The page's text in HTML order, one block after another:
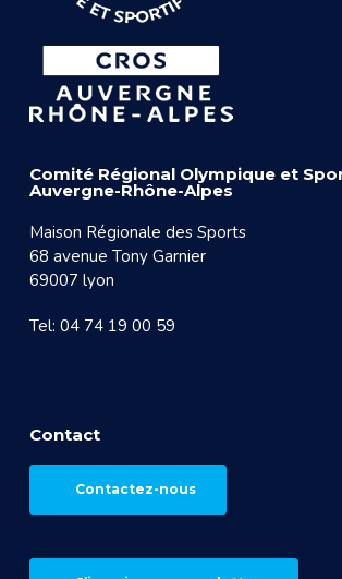
Comité Régional Olympique et
Auvergne-Rhône-Alpes
Maison Régionale des Sports
68 avenue Tony Garnier
69007 lyon
Tel: 04 74 19 00 59
Contact
Contactez-nous